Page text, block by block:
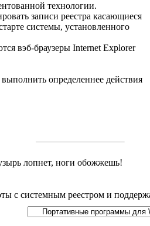
технологии.
записи реестра касающиеся
системы, установленного
вэб-браузеры Internet Explorer
определеннее действия
лопнет, ноги обожжешь!
с системным реестром и